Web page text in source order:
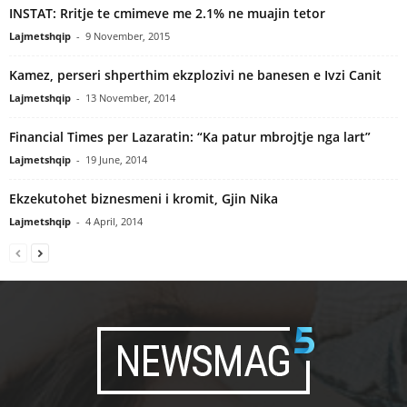
INSTAT: Rritje te cmimeve me 2.1% ne muajin tetor
Lajmetshqip - 9 November, 2015
Kamez, perseri shperthim ekzplozivi ne banesen e Ivzi Canit
Lajmetshqip - 13 November, 2014
Financial Times per Lazaratin: “Ka patur mbrojtje nga lart”
Lajmetshqip - 19 June, 2014
Ekzekutohet biznesmeni i kromit, Gjin Nika
Lajmetshqip - 4 April, 2014